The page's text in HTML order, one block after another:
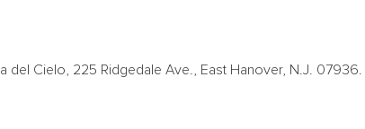
del Cielo , 225 Ridgedale Ave., East Hanover, N.J. 07936.